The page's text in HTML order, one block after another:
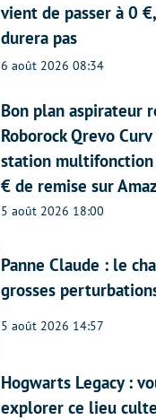
vient de passer à 0
durera pas
6 août 2026 08:34
Bon plan aspirateur
Roborock Qrevo
station
€ de remise sur
5 août 2026 18:00
Panne Claude : le
grosses
5 août 2026 14:57
Hogwarts Legacy :
explorer ce lieu